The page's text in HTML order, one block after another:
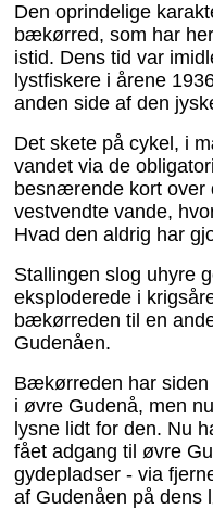
Den oprindelige
bækørred, som har
istid. Dens tid var
lystfiskere i årene
anden side af den
Det skete på cykel, i
vandet via de
besnærende kort over
vestvendte vande,
Hvad den aldrig har
Stallingen slog uhyre
eksploderede i
bækørreden til en
Gudenåen.
Bækørreden har
i øvre Gudenå, men
lysne lidt for den. Nu
fået adgang til øvre
gydepladser - via
af Gudenåen på dens